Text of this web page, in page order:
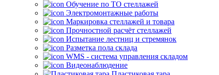
Обучение по ТО стеллажей
Электромонтажные работы
Маркировка стеллажей и товара
Прочностной расчёт стеллажей
Испытание лестниц и стремянок
Разметка пола склада
WMS - система управления складом
Видеонаблюдение